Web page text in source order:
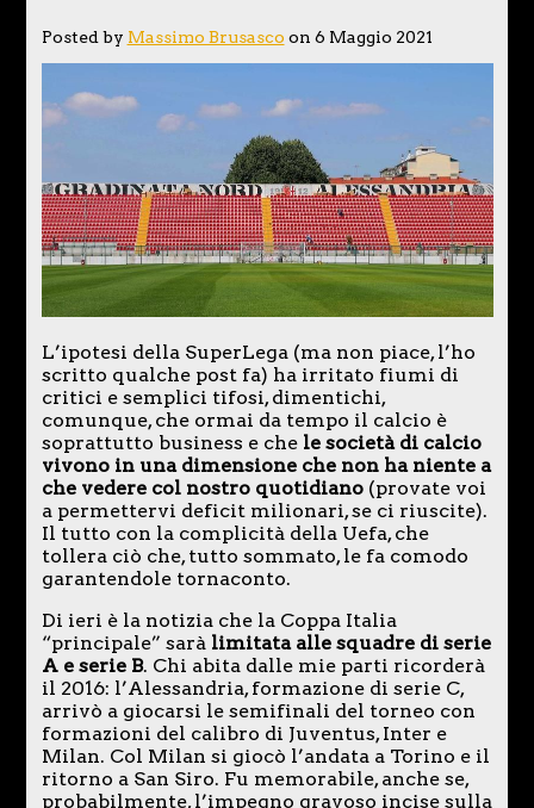
Posted by Massimo Brusasco on 6 Maggio 2021
L’ipotesi della SuperLega (ma non piace, l’ho
scritto qualche post fa) ha irritato fiumi di
critici e semplici tifosi, dimentichi,
comunque, che ormai da tempo il calcio è
soprattutto business e chele società di calcio
vivono in una dimensione che non ha niente a
che vedere col nostro quotidiano(provate voi
a permettervi deficit milionari, se ci riuscite).
Il tutto con la complicità della Uefa, che
tollera ciò che, tutto sommato, le fa comodo
garantendole tornaconto.
Di ieri è la notizia che la Coppa Italia
“principale” saràlimitata alle squadre di serie
A e serie B. Chi abita dalle mie parti ricorderà
il 2016: l’Alessandria, formazione di serie C,
arrivò a giocarsi le semifinali del torneo con
formazioni del calibro di Juventus, Inter e
Milan. Col Milan si giocò l’andata a Torino e il
ritorno a San Siro. Fu memorabile, anche se,
probabilmente, l’impegno gravoso incise sulla